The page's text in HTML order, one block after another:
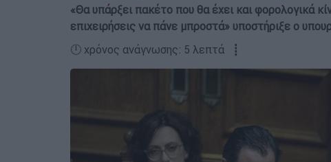
«Θα υπάρξει πακέτο που θα έχει και φορολογικά
επιχειρήσεις να πάνε μπροστά» υποστήριξε ο
🕛 χρόνος ανάγνωσης: 5 λεπτά ┋